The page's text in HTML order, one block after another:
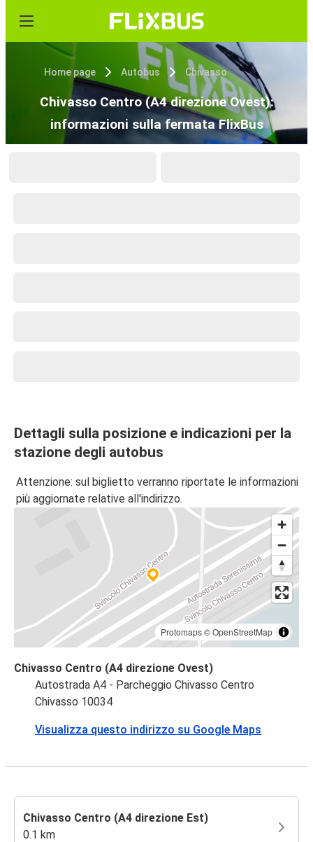
Home page Autobus Chivasso
Chivasso Centro (A4 direzione Ovest):
informazioni sulla fermata FlixBus
Dettagli sulla posizione e indicazioni per la
stazione degli autobus
Attenzione: sul biglietto verranno riportate le informazioni
più aggiornate relative all'indirizzo.
Protomaps©OpenStreetMap
Chivasso Centro (A4 direzione Ovest)
Autostrada A4 - Parcheggio Chivasso Centro
Chivasso 10034
Visualizza questo indirizzo su Google Maps
Chivasso Centro (A4 direzione Est)
0.1 km